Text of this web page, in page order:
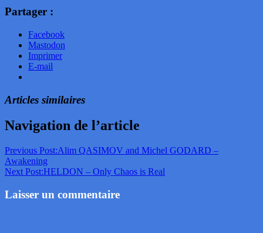
Partager :
Facebook
Mastodon
Imprimer
E-mail
Articles similaires
Navigation de l’article
Previous Post:Alim QASIMOV and Michel GODARD –
Awakening
Next Post:HELDON – Only Chaos is Real
Laisser un commentaire